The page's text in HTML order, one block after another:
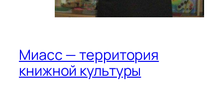
Миасс — территория
книжной культуры